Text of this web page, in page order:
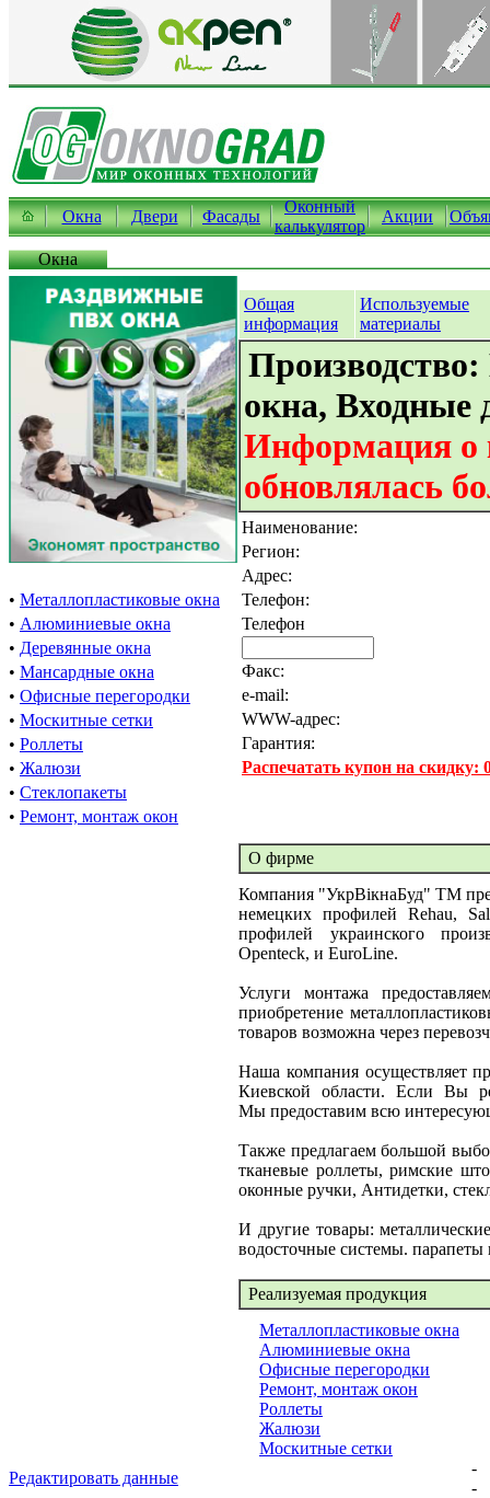
Окна Двери Фасады
Оконный
калькулятор
Акции
Окна
• Металлопластиковые окна
• Алюминиевые окна
• Деревянные окна
• Мансардные окна
• Офисные перегородки
• Москитные сетки
• Роллеты
• Жалюзи
• Стеклопакеты
• Ремонт, монтаж окон
Общая
информация
Используемые
материалы
окна, Входные
Информация о
обновлялась
Наименование:
Регион:
Адрес:
Телефон:
Телефон
Факс:
e-mail:
WWW-адрес:
Гарантия:
Распечатать купон на скидку:
О фирме
Компания "УкрВікнаБуд" ТМ
немецких профилей Rehau,
профилей украинского
Openteck, и EuroLine.
Услуги монтажа
приобретение
товаров возможна через
Наша компания осуществляет
Киевской области. Если Вы
Мы предоставим всю
Также предлагаем большой
тканевые роллеты, римские
оконные ручки, Антидетки,
И другие товары:
водосточные системы. парапеты
Реализуемая продукция
Металлопластиковые окна
Алюминиевые окна
Офисные перегородки
Ремонт, монтаж окон
Роллеты
Жалюзи
Москитные сетки
Редактировать данные
-
-